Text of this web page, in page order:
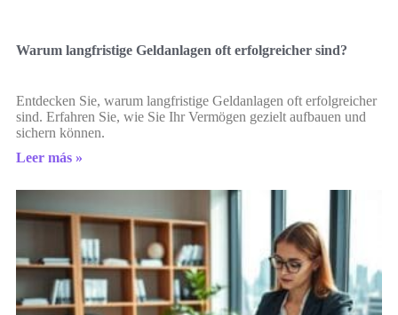
Warum langfristige Geldanlagen oft erfolgreicher sind?
Entdecken Sie, warum langfristige Geldanlagen oft erfolgreicher
sind. Erfahren Sie, wie Sie Ihr Vermögen gezielt aufbauen und
sichern können.
Leer más »